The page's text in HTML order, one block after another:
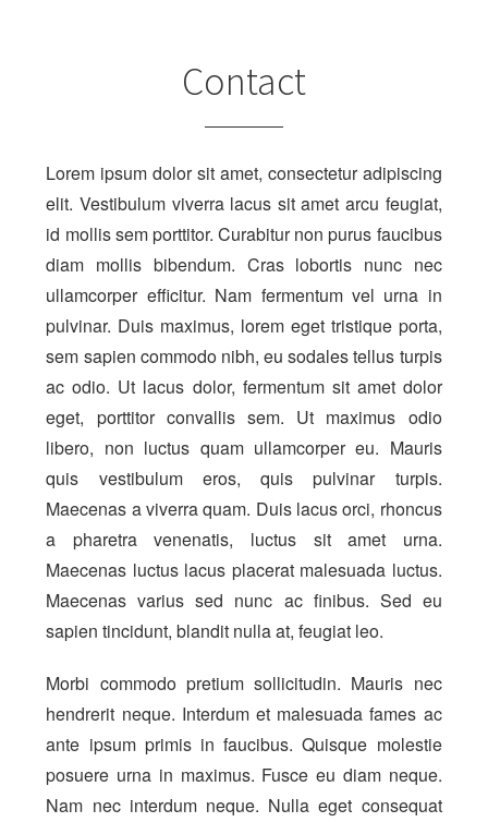
Contact
Lorem ipsum dolor sit amet, consectetur adipiscing
elit. Vestibulum viverra lacus sit amet arcu feugiat,
id mollis sem porttitor. Curabitur non purus faucibus
diam mollis bibendum. Cras lobortis nunc nec
ullamcorper efficitur. Nam fermentum vel urna in
pulvinar. Duis maximus, lorem eget tristique porta,
sem sapien commodo nibh, eu sodales tellus turpis
ac odio. Ut lacus dolor, fermentum sit amet dolor
eget, porttitor convallis sem. Ut maximus odio
libero, non luctus quam ullamcorper eu. Mauris
quis vestibulum eros, quis pulvinar turpis.
Maecenas a viverra quam. Duis lacus orci, rhoncus
a pharetra venenatis, luctus sit amet urna.
Maecenas luctus lacus placerat malesuada luctus.
Maecenas varius sed nunc ac finibus. Sed eu
sapien tincidunt, blandit nulla at, feugiat leo.
Morbi commodo pretium sollicitudin. Mauris nec
hendrerit neque. Interdum et malesuada fames ac
ante ipsum primis in faucibus. Quisque molestie
posuere urna in maximus. Fusce eu diam neque.
Nam nec interdum neque. Nulla eget consequat